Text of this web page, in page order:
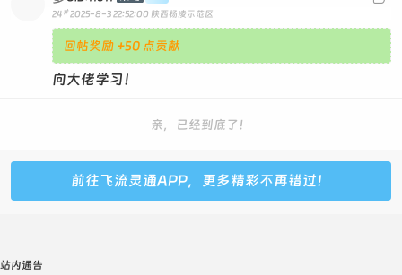
24 # 2025-8-3 22:52:00 陕西杨凌示范区
回帖奖励 +50 点贡献
向大佬学习！
亲，已经到底了！
前往飞流灵通APP，更多精彩不再错过！
站内通告